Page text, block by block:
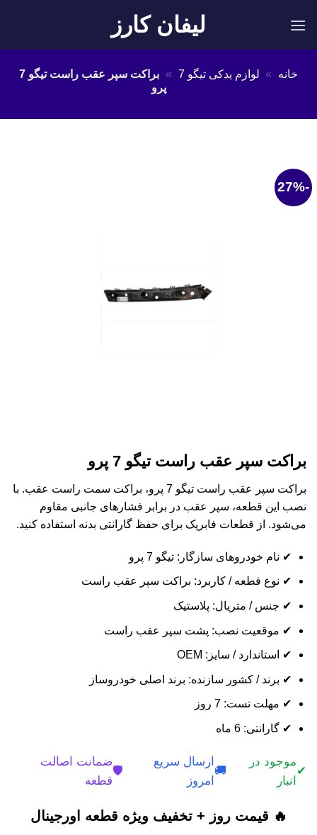
لیفان کارز
خانه » لوازم یدکی تیگو 7 »
براکت سپر عقب راست تیگو 7
پرو
-27%
براکت سپر عقب راست تیگو 7 پرو
براکت سپر عقب راست تیگو 7 پرو، براکت سمت راست عقب. با
نصب این قطعه، سپر عقب در برابر فشارهای جانبی مقاوم
می‌شود. از قطعات فابریک برای حفظ گارانتی بدنه استفاده کنید.
✔ نام خودروهای سازگار: تیگو 7 پرو
✔ نوع قطعه / کاربرد: براکت سپر عقب راست
✔ جنس / متریال: پلاستیک
✔ موقعیت نصب: پشت سپر عقب راست
✔ استاندارد / سایز: OEM
✔ برند / کشور سازنده: برند اصلی خودروساز
✔ مهلت تست: 7 روز
✔ گارانتی: 6 ماه
✔
موجود در
انبار
🚚
ارسال سریع
امروز
🛡️
ضمانت اصالت
قطعه
🔥 قیمت روز + تخفیف ویژه قطعه اورجینال